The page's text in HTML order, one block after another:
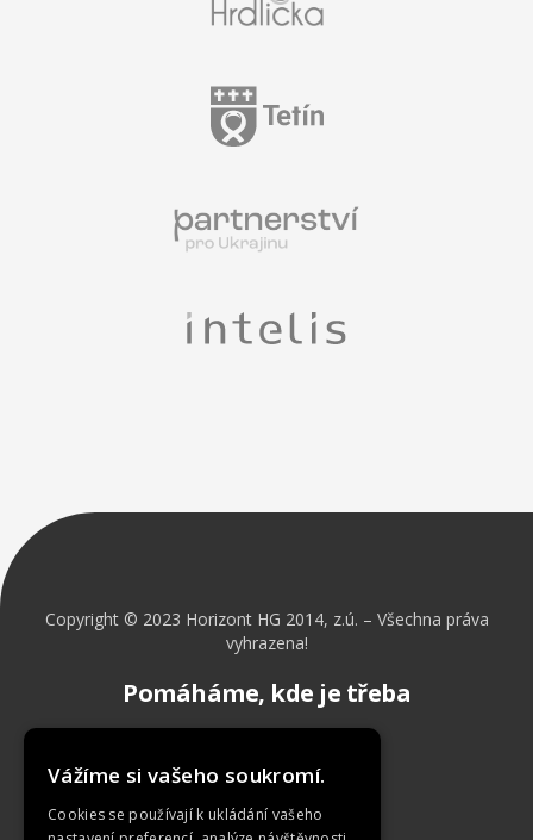
Copyright © 2023 Horizont HG 2014, z.ú. – Všechna práva
vyhrazena!
Pomáháme, kde je třeba
Úvod
Vážíme si vašeho soukromí.
Cookies se používají k ukládání vašeho